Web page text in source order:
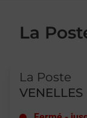
La
La Poste
VENELLES